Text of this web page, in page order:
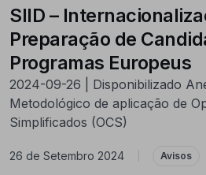
SIID –
Preparação de
Programas Europeus
2024-09-26 | Disponibilizado
Metodológico de aplicação de
Simplificados (OCS)
26 de Setembro 2024 Avisos